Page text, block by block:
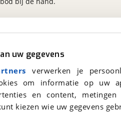
uw gegevens
verwerken je
om informatie op
en content,
kiezen wie uw gegevens